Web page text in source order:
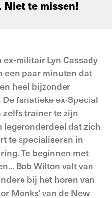
Niet te missen!
militair Lyn Cassady
een paar minuten dat
heel bijzonder
fanatieke ex-Special
zelfs trainer te zijn
legeronderdeel dat zich
te specialiseren in
Te beginnen met
Bob Wilton valt van
bij het horen van
Monks' van de New